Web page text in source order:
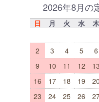
2026年8月の
日 月 火 水 木
2
3 4 5 6
9
10 11 12 13
16
17 18 19 20
23
24 25 26